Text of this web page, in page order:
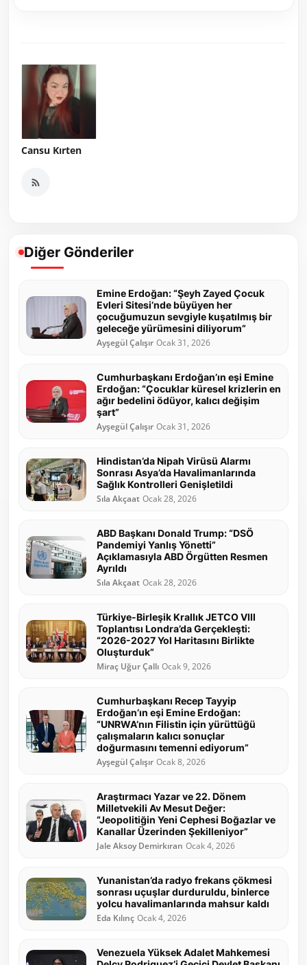
Cansu Kırten
Diğer Gönderiler
Emine Erdoğan: “Şeyh Zayed Çocuk
Evleri Sitesi’nde büyüyen her
çocuğumuzun sevgiyle kuşatılmış bir
geleceğe yürümesini diliyorum”
Ayşegül Çalışır Ocak 31, 2026
Cumhurbaşkanı Erdoğan’ın eşi Emine
Erdoğan: “Çocuklar küresel krizlerin en
ağır bedelini ödüyor, kalıcı değişim
şart”
Ayşegül Çalışır Ocak 31, 2026
Hindistan’da Nipah Virüsü Alarmı
Sonrası Asya’da Havalimanlarında
Sağlık Kontrolleri Genişletildi
Sıla Akçaat Ocak 28, 2026
ABD Başkanı Donald Trump: “DSÖ
Pandemiyi Yanlış Yönetti”
Açıklamasıyla ABD Örgütten Resmen
Ayrıldı
Sıla Akçaat Ocak 28, 2026
Türkiye-Birleşik Krallık JETCO VIII
Toplantısı Londra’da Gerçekleşti:
“2026-2027 Yol Haritasını Birlikte
Oluşturduk”
Miraç Uğur Çallı Ocak 9, 2026
Cumhurbaşkanı Recep Tayyip
Erdoğan’ın eşi Emine Erdoğan:
“UNRWA’nın Filistin için yürüttüğü
çalışmaların kalıcı sonuçlar
doğurmasını temenni ediyorum”
Ayşegül Çalışır Ocak 8, 2026
Araştırmacı Yazar ve 22. Dönem
Milletvekili Av Mesut Değer:
“Jeopolitiğin Yeni Cephesi Boğazlar ve
Kanallar Üzerinden Şekilleniyor”
Jale Aksoy Demirkıran Ocak 4, 2026
Yunanistan’da radyo frekans çökmesi
sonrası uçuşlar durduruldu, binlerce
yolcu havalimanlarında mahsur kaldı
Eda Kılınç Ocak 4, 2026
Venezuela Yüksek Adalet Mahkemesi